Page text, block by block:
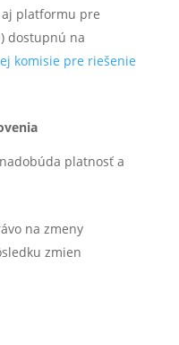
platformu pre
dostupnú na
komisie pre riešenie
platnosť a
na zmeny
zmien